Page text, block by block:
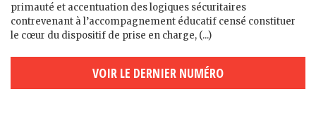
primauté et accentuation des logiques sécuritaires
contrevenant à l’accompagnement éducatif censé constituer
le cœur du dispositif de prise en charge, (...)
VOIR LE DERNIER NUMÉRO